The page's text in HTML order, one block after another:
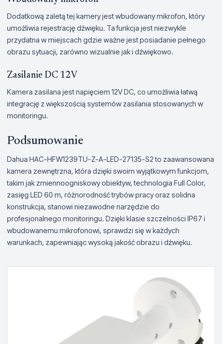
Dodatkową zaletą tej kamery jest wbudowany mikrofon, który
umożliwia rejestrację dźwięku. Ta funkcja jest niezwykle
przydatna w miejscach gdzie ważne jest posiadanie pełnego
obrazu sytuacji, zarówno wizualnie jak i dźwiękowo.
Zasilanie DC 12V
Kamera zasilana jest napięciem 12V DC, co umożliwia łatwą
integrację z większością systemów zasilania stosowanych w
monitoringu.
Podsumowanie
Dahua HAC-HFW1239TU-Z-A-LED-27135-S2 to zaawansowana
kamera zewnętrzna, która dzięki swoim wyjątkowym funkcjom,
takim jak zmiennoogniskowy obiektyw, technologia Full Color,
zasięg LED 60 m, różnorodność trybów pracy oraz solidna
konstrukcja, stanowi niezawodne narzędzie do
profesjonalnego monitoringu. Dzięki klasie szczelności IP67 i
wbudowanemu mikrofonowi, sprawdzi się w każdych
warunkach, zapewniając wysoką jakość obrazu i dźwięku.